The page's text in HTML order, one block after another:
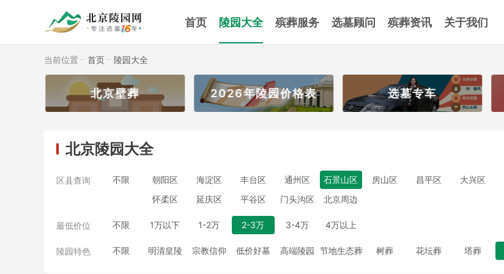
首页 陵园大全 殡葬服务 选墓顾问 殡葬资讯 关于我们
当前位置 首页 陵园大全
北京壁葬 2026年陵园价格表 选墓专车
北京陵园大全
区县查询 不限 朝阳区 海淀区 丰台区 通州区 石景山区 房山区 昌平区 大兴区
怀柔区
延庆区 平谷区 门头沟区 北京周边
最低价位 不限 1万以下 1-2万 2-3万 3-4万 4万以上
陵园特色 不限 明清皇陵 宗教信仰 低价好墓 高端陵园 节地生态葬 树葬 花坛葬 塔葬